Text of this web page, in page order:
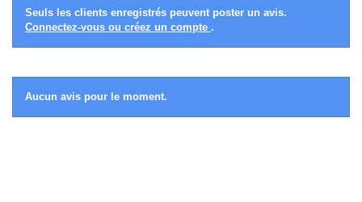
Seuls les clients enregistrés peuvent poster un avis.
Connectez-vous ou créez un compte .
Aucun avis pour le moment.